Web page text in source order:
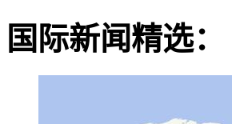
国际新闻精选：